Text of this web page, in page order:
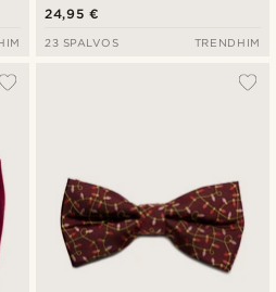
24,95 €
23 SPALVOS TRENDHIM